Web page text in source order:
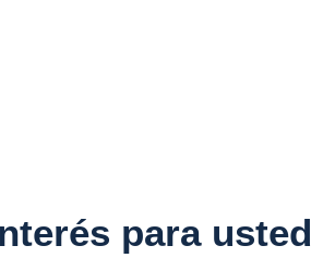
para usted